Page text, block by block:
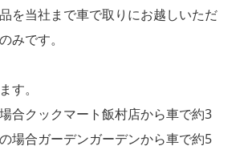
を当社まで車で取りにお越しいただ
みです。
す。
合クックマート飯村店から車で約3
場合ガーデンガーデンから車で約5